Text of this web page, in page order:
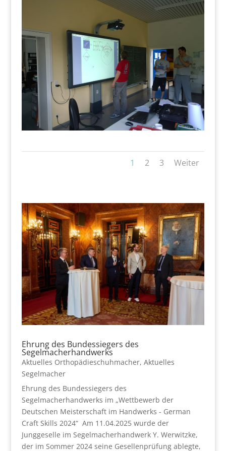
1 2 3 Weiter
Ehrung des Bundessiegers des
Segelmacherhandwerks
Aktuelles Orthopädieschuhmacher, Aktuelles
Segelmacher
Ehrung des Bundessiegers des
Segelmacherhandwerks im „Wettbewerb der
Deutschen Meisterschaft im Handwerks - German
Craft Skills 2024“ Am 11.04.2025 wurde der
Junggeselle im Segelmacherhandwerk Y. Werwitzke,
der im Sommer 2024 seine Gesellenprüfung ablegte,